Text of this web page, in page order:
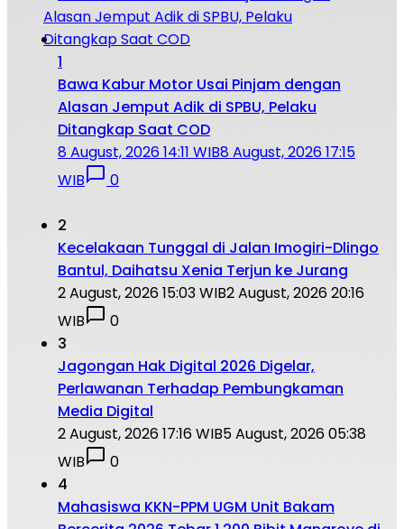
1
Bawa Kabur Motor Usai Pinjam dengan
Alasan Jemput Adik di SPBU, Pelaku
Ditangkap Saat COD
8 August, 2026 14:11 WIB8 August, 2026 17:15
WIB
0
2
Kecelakaan Tunggal di Jalan Imogiri-Dlingo
Bantul, Daihatsu Xenia Terjun ke Jurang
2 August, 2026 15:03 WIB2 August, 2026 20:16
WIB
0
3
Jagongan Hak Digital 2026 Digelar,
Perlawanan Terhadap Pembungkaman
Media Digital
2 August, 2026 17:16 WIB5 August, 2026 05:38
WIB
0
4
Mahasiswa KKN-PPM UGM Unit Bakam